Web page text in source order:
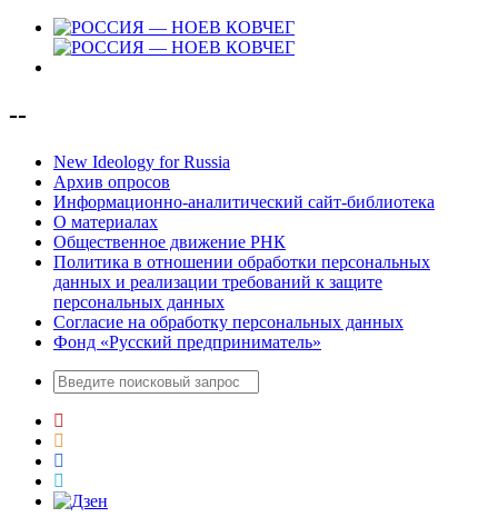
--
New Ideology for Russia
Архив опросов
Информационно-аналитический сайт-библиотека
О материалах
Общественное движение РНК
Политика в отношении обработки персональных
данных и реализации требований к защите
персональных данных
Согласие на обработку персональных данных
Фонд «Русский предприниматель»